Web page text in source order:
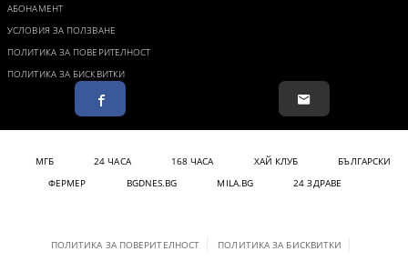
АБОНАМЕНТ
УСЛОВИЯ ЗА ПОЛЗВАНЕ
ПОЛИТИКА ЗА ПОВЕРИТЕЛНОСТ
ПОЛИТИКА ЗА БИСКВИТКИ
МГБ 24 ЧАСА 168 ЧАСА ХАЙ КЛУБ
БЪЛГАРСКИ
ФЕРМЕР
BGDNES.BG MILA.BG 24 ЗДРАВЕ
ПОЛИТИКА ЗА ПОВЕРИТЕЛНОСТ ПОЛИТИКА ЗА БИСКВИТКИ